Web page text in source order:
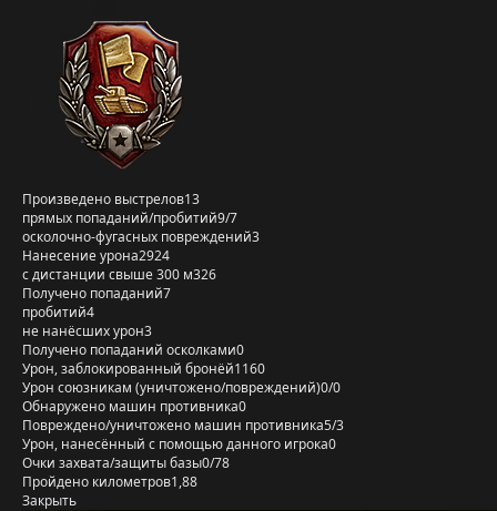
Произведено выстрелов13
прямых попаданий/пробитий9/7
осколочно-фугасных повреждений3
Нанесение урона2924
с дистанции свыше 300 м326
Получено попаданий7
пробитий4
не нанёсших урон3
Получено попаданий осколками0
Урон, заблокированный бронёй1160
Урон союзникам (уничтожено/повреждений)0/0
Обнаружено машин противника0
Повреждено/уничтожено машин противника5/3
Урон, нанесённый с помощью данного игрока0
Очки захвата/защиты базы0/78
Пройдено километров1,88
Закрыть